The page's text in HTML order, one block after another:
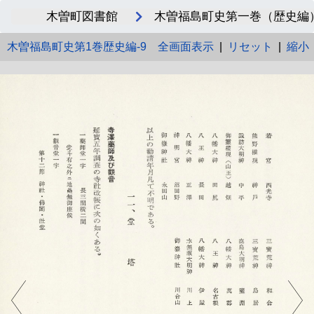
木曽町図書館 木曽福島町史第一巻（歴史編